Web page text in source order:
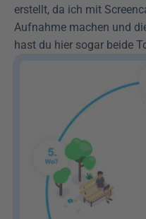
erstellt, da ich mit
Aufnahme machen und
hast du hier sogar beide